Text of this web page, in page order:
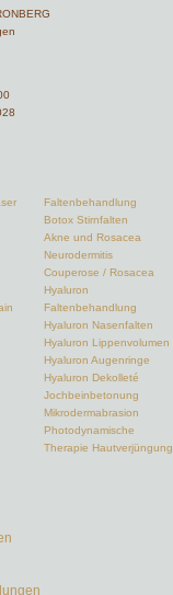
Faltenbehandlung
Botox Stirnfalten
Akne und Rosacea
Neurodermitis
Couperose / Rosacea
Hyaluron
Faltenbehandlung
Hyaluron Nasenfalten
Hyaluron Lippenvolumen
Hyaluron Augenringe
Hyaluron Dekolleté
Jochbeinbetonung
Mikrodermabrasion
Photodynamische
Therapie Hautverjüngung